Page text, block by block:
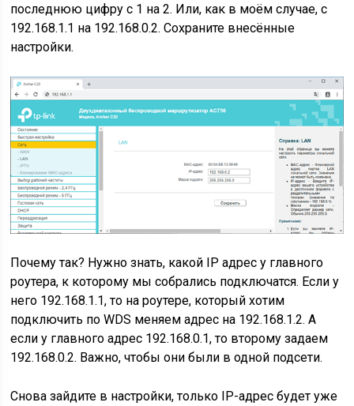
последнюю цифру с 1 на 2. Или, как в моём случае, с
192.168.1.1 на 192.168.0.2. Сохраните внесённые
настройки.
Почему так? Нужно знать, какой IP адрес у главного
роутера, к которому мы собрались подключатся. Если у
него 192.168.1.1, то на роутере, который хотим
подключить по WDS меняем адрес на 192.168.1.2. А
если у главного адрес 192.168.0.1, то второму задаем
192.168.0.2. Важно, чтобы они были в одной подсети.
Снова зайдите в настройки, только IP-адрес будет уже